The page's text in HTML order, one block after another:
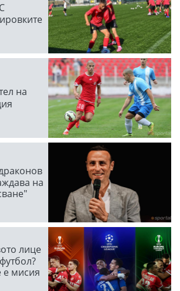
на
на
лице
е мисия